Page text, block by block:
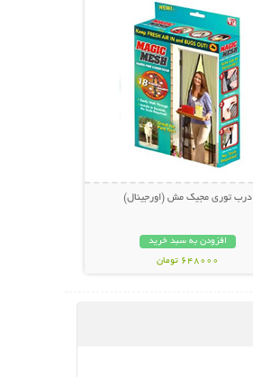
درب توری مجیک مش (اورجینال)
افزودن به سبد خرید
648000 تومان